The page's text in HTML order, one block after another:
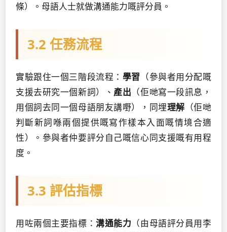
條）。母語人士就做溝通能力嘅評分員。
3.2 任務流程
實驗跟住一個三階段流程： 學習 （參與者用分配嘅
支援去研究一個新詞）、 產出 （佢哋寫一段訊息，
用個詞去同一個母語朋友講嘢），同埋理解 （佢哋
判斷新詞喺兩個提供嘅寫作樣本入面嘅情境合適
性）。參與者仲要評分自己嘅信心同支援嘅有用程
度。
3.3 評估指標
用咗兩個主要指標：溝通能力 （由母語評分員用李